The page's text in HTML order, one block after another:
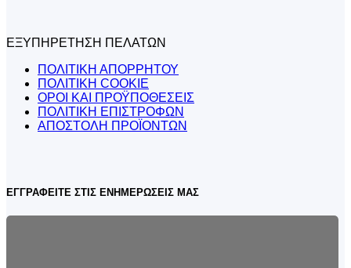
ΕΞΥΠΗΡΕΤΗΣΗ ΠΕΛΑΤΩΝ
ΠΟΛΙΤΙΚΗ ΑΠΟΡΡΗΤΟΥ
ΠΟΛΙΤΙΚΗ COOKIE
ΟΡΟΙ ΚΑΙ ΠΡΟΫΠΟΘΕΣΕΙΣ
ΠΟΛΙΤΙΚΗ ΕΠΙΣΤΡΟΦΩΝ
ΑΠΟΣΤΟΛΗ ΠΡΟΪΟΝΤΩΝ
ΕΓΓΡΑΦΕΙΤΕ ΣΤΙΣ ΕΝΗΜΕΡΩΣΕΙΣ ΜΑΣ